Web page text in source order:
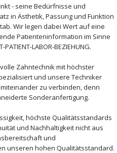
- seine Bedürfnisse und
in Ästhetik, Passung und Funktion
Wir legen dabei Wert auf eine
Patienteninformation im Sinne
LABOR-BEZIEHUNG.
Zahntechnik mit höchster
und unsere Techniker
zu verbinden, denn
Sonderanfertigung.
höchste Qualitätsstandards
und Nachhaltigkeit nicht aus
und
unseren hohen Qualitätsstandard.